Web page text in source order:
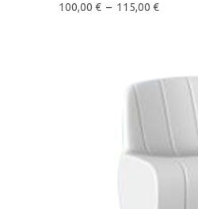
100,00 € – 115,00 €